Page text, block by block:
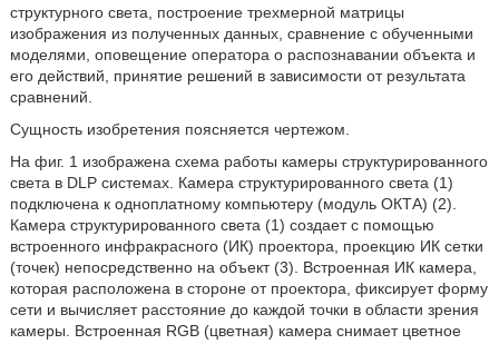
структурного света, построение трехмерной матрицы
изображения из полученных данных, сравнение с обученными
моделями, оповещение оператора о распознавании объекта и
его действий, принятие решений в зависимости от результата
сравнений.
Сущность изобретения поясняется чертежом.
На фиг. 1 изображена схема работы камеры структурированного
света в DLP системах. Камера структурированного света (1)
подключена к одноплатному компьютеру (модуль ОКТА) (2).
Камера структурированного света (1) создает с помощью
встроенного инфракрасного (ИК) проектора, проекцию ИК сетки
(точек) непосредственно на объект (3). Встроенная ИК камера,
которая расположена в стороне от проектора, фиксирует форму
сети и вычисляет расстояние до каждой точки в области зрения
камеры. Встроенная RGB (цветная) камера снимает цветное